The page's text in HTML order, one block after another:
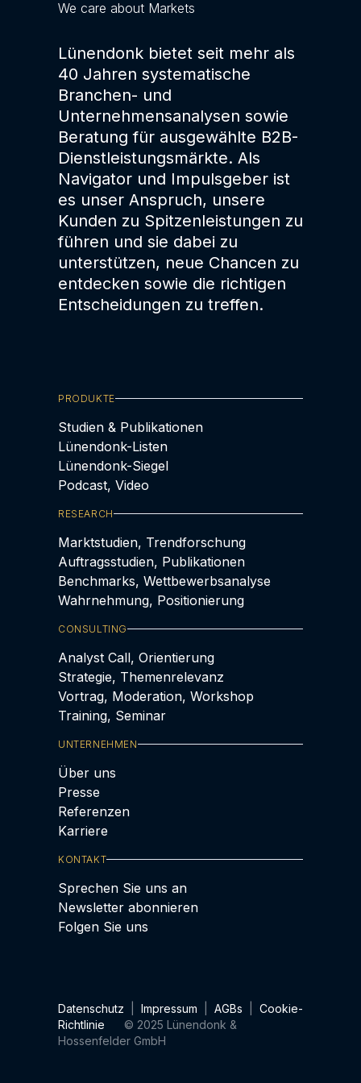
We care about Markets
Lünendonk bietet seit mehr als
40 Jahren systematische
Branchen- und
Unternehmensanalysen sowie
Beratung für ausgewählte B2B-
Dienstleistungsmärkte. Als
Navigator und Impulsgeber ist
es unser Anspruch, unsere
Kunden zu Spitzenleistungen zu
führen und sie dabei zu
unterstützen, neue Chancen zu
entdecken sowie die richtigen
Entscheidungen zu treffen.
PRODUKTE
Studien & Publikationen
Lünendonk-Listen
Lünendonk-Siegel
Podcast, Video
RESEARCH
Marktstudien, Trendforschung
Auftragsstudien, Publikationen
Benchmarks, Wettbewerbsanalyse
Wahrnehmung, Positionierung
CONSULTING
Analyst Call, Orientierung
Strategie, Themenrelevanz
Vortrag, Moderation, Workshop
Training, Seminar
UNTERNEHMEN
Über uns
Presse
Referenzen
Karriere
KONTAKT
Sprechen Sie uns an
Newsletter abonnieren
Folgen Sie uns
Datenschutz Impressum AGBs
Cookie-
Richtlinie © 2025 Lünendonk &
Hossenfelder GmbH